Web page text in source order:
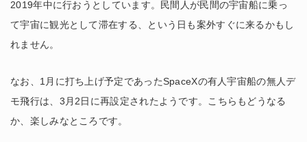
2019年中に行おうとしています。民間人が民間の宇宙船に乗っ
て宇宙に観光として滞在する、という日も案外すぐに来るかもし
れません。
なお、1月に打ち上げ予定であったSpaceXの有人宇宙船の無人デ
モ飛行は、3月2日に再設定されたようです。こちらもどうなる
か、楽しみなところです。